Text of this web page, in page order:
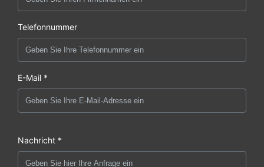
Telefonnummer
E-Mail *
Nachricht *